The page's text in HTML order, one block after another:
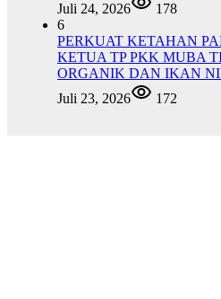
Juli 24, 2026
178
6
PERKUAT KETAHAN
KETUA TP PKK MUBA
ORGANIK DAN IKAN
Juli 23, 2026
172